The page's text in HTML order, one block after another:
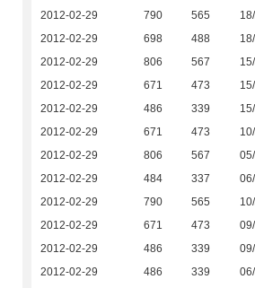
2012-02-29
790 565
2012-02-29
698 488
2012-02-29
806 567
2012-02-29
671 473
2012-02-29
486 339
2012-02-29
671 473
2012-02-29
806 567
2012-02-29
484 337
2012-02-29
790 565
2012-02-29
671 473
2012-02-29
486 339
2012-02-29
486 339